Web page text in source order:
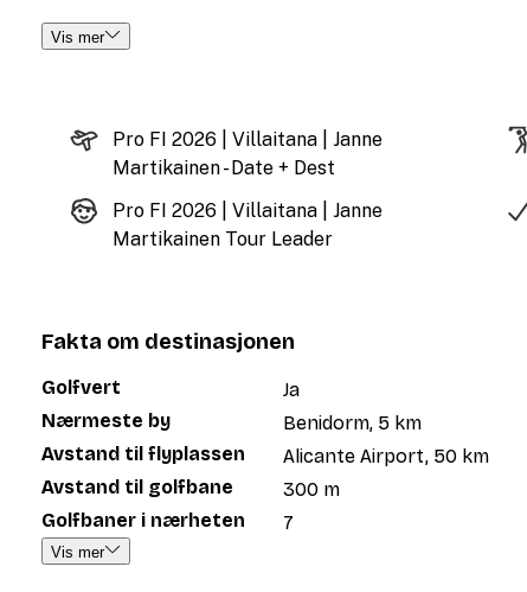
Vis mer
Pro FI 2026 | Villaitana | Janne
Martikainen - Date + Dest
Pro FI 2026 | Villaitana | Janne
Martikainen Tour Leader
Fakta om destinasjonen
Golfvert
Ja
Nærmeste by
Benidorm, 5 km
Avstand til flyplassen
Alicante Airport, 50 km
Avstand til golfbane
300 m
Golfbaner i nærheten
7
Vis mer